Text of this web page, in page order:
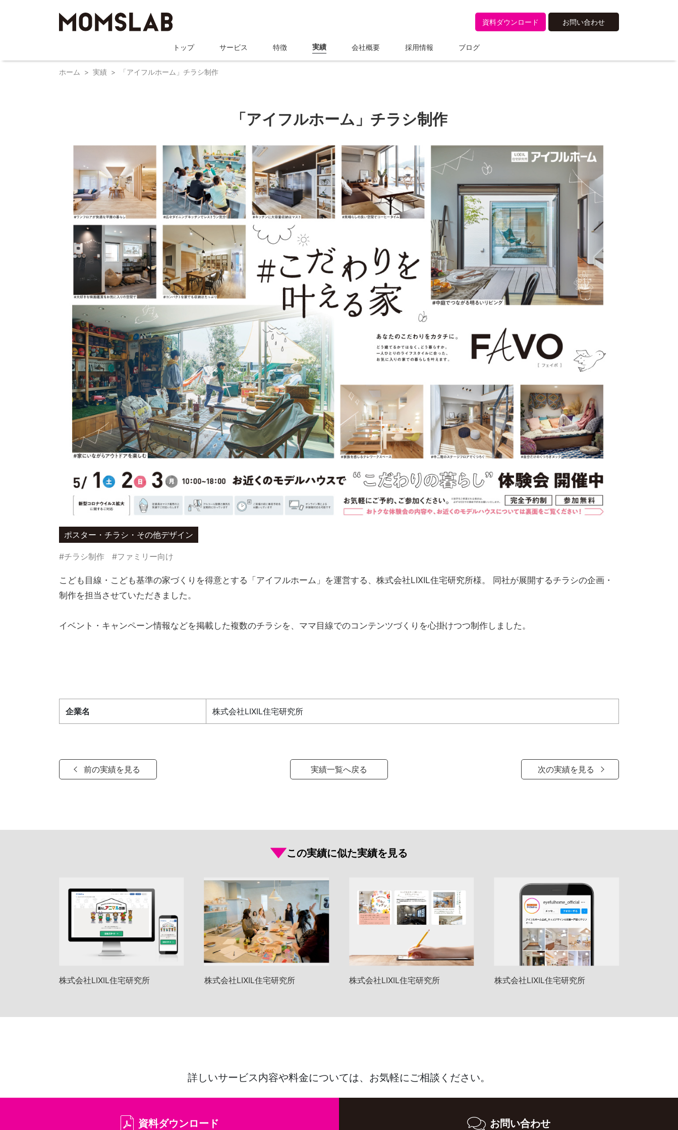
資料ダウンロード お問い合わせ
トップ サービス 特徴 実績 会社概要 採用情報 ブログ
ホーム 実績 「アイフルホーム」チラシ制作
「アイフルホーム」チラシ制作
ポスター・チラシ・その他デザイン
#チラシ制作 #ファミリー向け
こども目線・こども基準の家づくりを得意とする「アイフルホーム」を運営する、株式会社LIXIL住宅研究所様。 同社が展開するチラシの企画・
制作を担当させていただきました。
イベント・キャンペーン情報などを掲載した複数のチラシを、ママ目線でのコンテンツづくりを心掛けつつ制作しました。
企業名 株式会社LIXIL住宅研究所
前の実績を見る 実績一覧へ戻る 次の実績を見る
この実績に似た実績を見る
株式会社LIXIL住宅研究所 株式会社LIXIL住宅研究所 株式会社LIXIL住宅研究所 株式会社LIXIL住宅研究所
詳しいサービス内容や料金については、 お気軽にご相談ください。
資料ダウンロード お問い合わせ